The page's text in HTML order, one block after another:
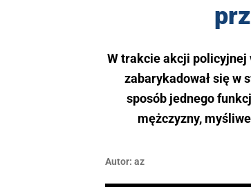
W trakcie akcji policyjnej
zabarykadował się w
sposób jednego
mężczyzny,
Autor: az